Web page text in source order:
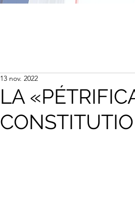
LA
13 nov. 2022